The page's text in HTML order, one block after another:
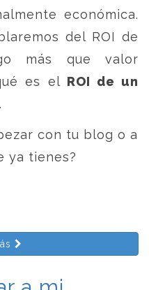
económica.
del ROI de
más que valor
es el ROI de un
con tu blog o a
ya tienes?